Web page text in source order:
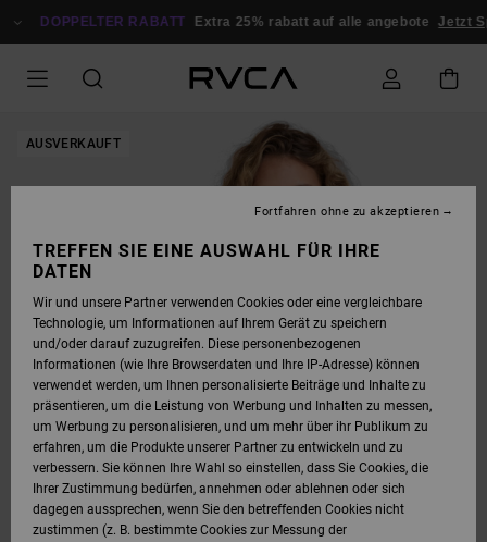
ZUR
DOPPELTER RABATT Extra 25% rabatt auf alle angebote Jetzt
AUSVERKAUFT
TREFFEN SIE EINE AUSWAHL FÜR IHRE
DATEN
Wir und unsere Partner verwenden Cookies oder eine vergleichbare
Technologie, um Informationen auf Ihrem Gerät zu speichern
und/oder darauf zuzugreifen. Diese personenbezogenen
Informationen (wie Ihre Browserdaten und Ihre IP-Adresse) können
verwendet werden, um Ihnen personalisierte Beiträge und Inhalte zu
präsentieren, um die Leistung von Werbung und Inhalten zu messen,
um Werbung zu personalisieren, und um mehr über ihr Publikum zu
erfahren, um die Produkte unserer Partner zu entwickeln und zu
verbessern. Sie können Ihre Wahl so einstellen, dass Sie Cookies, die
Ihrer Zustimmung bedürfen, annehmen oder ablehnen oder sich
dagegen aussprechen, wenn Sie den betreffenden Cookies nicht
zustimmen (z. B. bestimmte Cookies zur Messung der
Fortfahren ohne zu akzeptieren